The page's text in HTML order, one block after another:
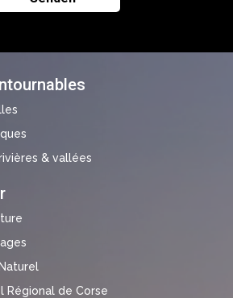
& vallées
Régional de Corse